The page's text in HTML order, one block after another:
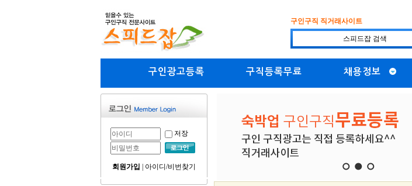
구인구직 직거래사이트
구인광고등록 구직등록무료 채용정보
저장
회원가입 아이디/비번찾기